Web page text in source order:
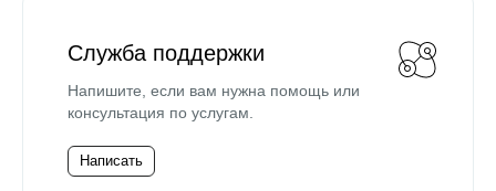
Служба поддержки
Напишите, если вам нужна помощь или
консультация по услугам.
Написать